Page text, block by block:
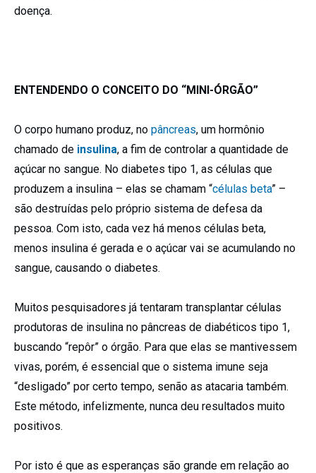
doença.
ENTENDENDO O CONCEITO DO “MINI-ÓRGÃO”
O corpo humano produz, no pâncreas, um hormônio
chamado de insulina, a fim de controlar a quantidade de
açúcar no sangue. No diabetes tipo 1, as células que
produzem a insulina – elas se chamam “células beta” –
são destruídas pelo próprio sistema de defesa da
pessoa. Com isto, cada vez há menos células beta,
menos insulina é gerada e o açúcar vai se acumulando no
sangue, causando o diabetes.
Muitos pesquisadores já tentaram transplantar células
produtoras de insulina no pâncreas de diabéticos tipo 1,
buscando “repôr” o órgão. Para que elas se mantivessem
vivas, porém, é essencial que o sistema imune seja
“desligado” por certo tempo, senão as atacaria também.
Este método, infelizmente, nunca deu resultados muito
positivos.
Por isto é que as esperanças são grande em relação ao